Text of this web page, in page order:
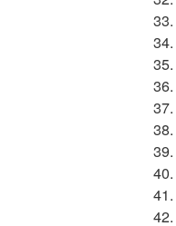
33.
34.
35.
36.
37.
38.
39.
40.
41.
42.